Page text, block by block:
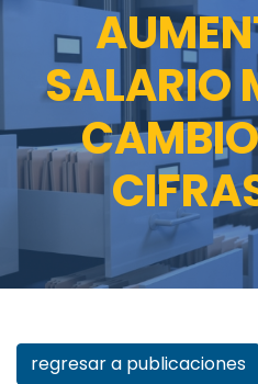
SALARIO
regresar a publicaciones